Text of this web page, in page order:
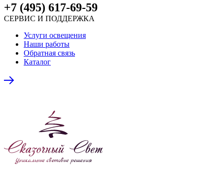
+7 (495) 617-69-59
СЕРВИС И ПОДДЕРЖКА
Услуги освещения
Наши работы
Обратная связь
Каталог